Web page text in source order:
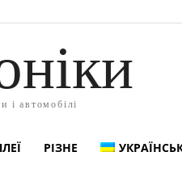
і автомобілі
РІЗНЕ